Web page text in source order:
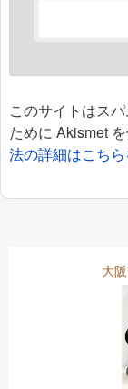
このサイトはス
ために Akismet を
法の詳細はこち
大